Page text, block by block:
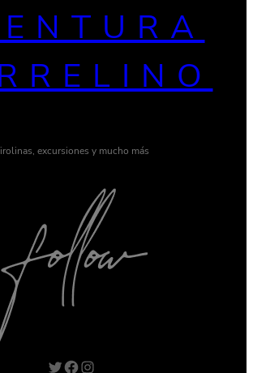
excursiones y mucho más
Twitter Facebook Instagram